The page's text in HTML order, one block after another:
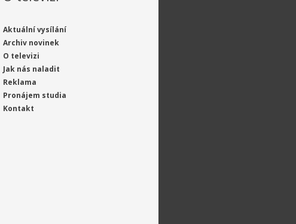
Aktuální vysílání
Archiv novinek
O televizi
Jak nás naladit
Reklama
Pronájem studia
Kontakt